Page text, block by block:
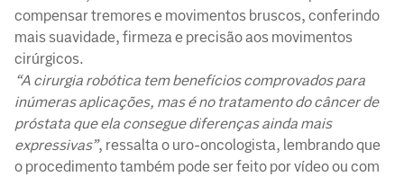
compensar tremores e movimentos bruscos, conferindo
mais suavidade, firmeza e precisão aos movimentos
cirúrgicos.
“A cirurgia robótica tem benefícios comprovados para
inúmeras aplicações, mas é no tratamento do câncer de
próstata que ela consegue diferenças ainda mais
expressivas”, ressalta o uro-oncologista, lembrando que
o procedimento também pode ser feito por vídeo ou com